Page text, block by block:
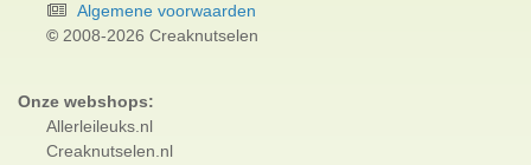
Algemene voorwaarden
© 2008-2026 Creaknutselen
Onze webshops:
Allerleileuks.nl
Creaknutselen.nl